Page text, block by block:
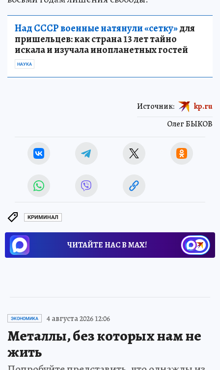
Над СССР военные натянули «сетку»для
пришельцев: как страна 13 лет тайно
искала и изучала инопланетных гостей
НАУКА
Олег БЫКОВ
Источник: kp.ru
КРИМИНАЛ
ЧИТАЙТЕ НАС В МАХ!
ЭКОНОМИКА 4 августа 2026 12:06
Металлы, без которых нам не
жить